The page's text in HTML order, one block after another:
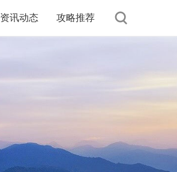
资讯动态 攻略推荐